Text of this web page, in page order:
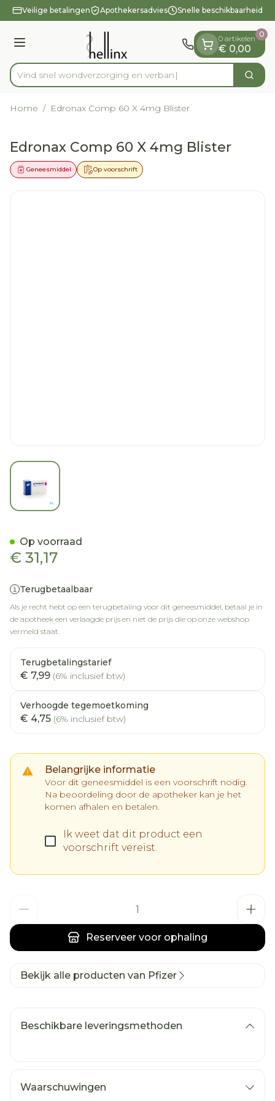
Ga naar de inhoud
1 van 1
Veilige betalingen Apothekersadvies Snelle beschikbaarheid
Menu
Product, merk, categorie...
Vind snel wondverzorging Zoek
0 artikelen
€ 0,00
0
Home / Edronax Comp 60 X 4mg Blister
Edronax Comp 60 X 4mg Blister
Op voorschrift
Geneesmiddel
View larger image
€ 31,17
Terugbetaalbaar
Als je recht hebt op een terugbetaling voor dit geneesmiddel, betaal je in
de apotheek een verlaagde prijs en niet de prijs die op onze webshop
vermeld staat.
Terugbetalingstarief
€ 7,99 (6% inclusief btw)
Verhoogde tegemoetkoming
€ 4,75 (6% inclusief btw)
Belangrijke informatie
Voor dit geneesmiddel is een voorschrift nodig.
Na beoordeling door de apotheker kan je het
komen afhalen en betalen.
Ik weet dat dit product een
voorschrift vereist.
Reserveer voor ophaling
Op voorraad
Bekijk alle producten van Pfizer
Beschikbare leveringsmethoden
Waarschuwingen